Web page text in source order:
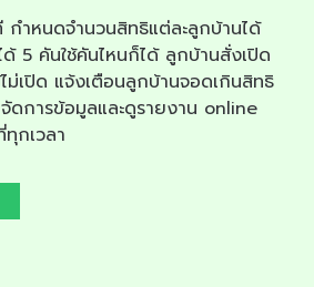
กำหนดจำนวนสิทธิแต่ละลูกบ้านได้
ด้ 5 คันใช้คันไหนก็ได้ ลูกบ้านสั่งเปิด
เปิด แจ้งเตือนลูกบ้านจอดเกินสิทธิ
จัดการข้อมูลและดูรายงาน online
กเวลา